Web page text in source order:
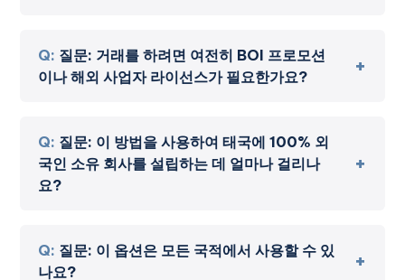
자금은 합법적인 사업 목적으로 사용할 수 있습니다. 여
기에는 급여, 임대료, 장비 또는 주주에 대한 대출도 포함
Q: 질문: 거래를 하려면 여전히 BOI 프로모션
이나 해외 사업자 라이선스가 필요한가요?
되지 않습니다. 외국기업법 목록 3(14)에 따른 자본금 면
제를 통해 FBL 또는 BOI 프로모션을 신청하지 않고도
도매 및 소매업에 종사할 수 있습니다.
Q: 질문: 이 방법을 사용하여 태국에 100% 외
국인 소유 회사를 설립하는 데 얼마나 걸리나
요?
자, 은행 인증을 포함한 전체 프로세스를 일반적으로
2~3주 안에 완료할 수 있습니다.
Q: 질문: 이 옵션은 모든 국적에서 사용할 수 있
나요?